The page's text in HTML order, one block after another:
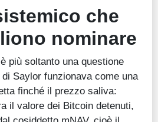
che
nominare
più soltanto una questione
Saylor funzionava come una
finché il prezzo saliva:
il valore dei Bitcoin detenuti,